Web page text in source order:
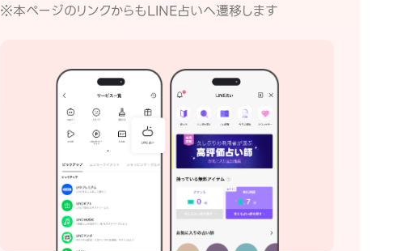
※本ページのリンクからもLINE占いへ遷移します